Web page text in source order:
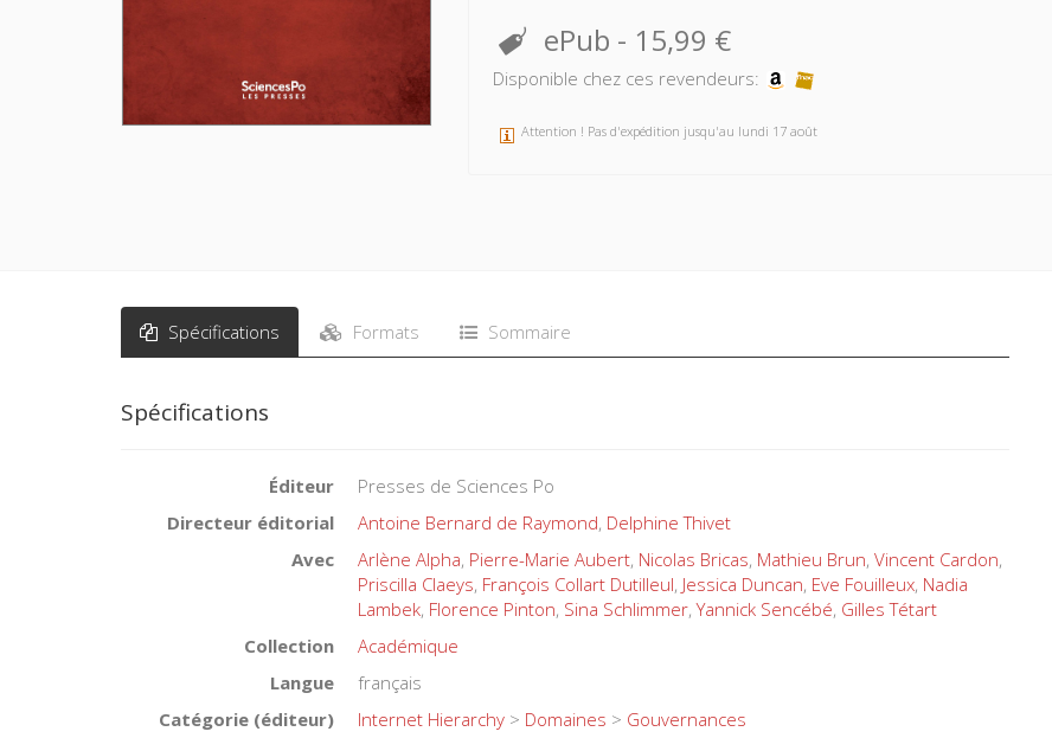
ePub - 15,99 €
Disponible chez ces revendeurs:
Attention ! Pas d'expédition jusqu'au lundi 17 août
Spécifications Formats Sommaire
Spécifications
Éditeur
Presses de Sciences Po
Directeur éditorial
Antoine Bernard de Raymond, Delphine Thivet
Avec
Arlène Alpha, Pierre-Marie Aubert, Nicolas Bricas, Mathieu Brun, Vincent Cardon,
Priscilla Claeys, François Collart Dutilleul, Jessica Duncan, Eve Fouilleux, Nadia
Lambek, Florence Pinton, Sina Schlimmer,Yannick Sencébé, Gilles Tétart
Collection
Académique
Langue
français
Catégorie (éditeur)
Internet Hierarchy > Domaines > Gouvernances